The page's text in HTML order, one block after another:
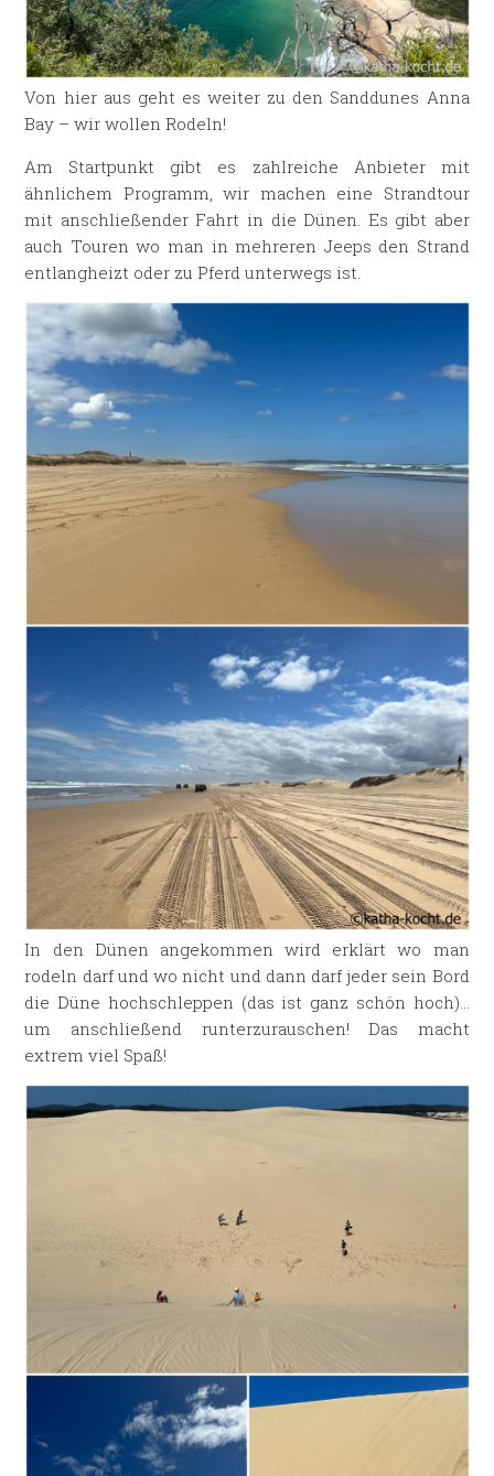
Von hier aus geht es weiter zu den Sanddunes Anna
Bay – wir wollen Rodeln!
Am Startpunkt gibt es zahlreiche Anbieter mit
ähnlichem Programm, wir machen eine Strandtour
mit anschließender Fahrt in die Dünen. Es gibt aber
auch Touren wo man in mehreren Jeeps den Strand
entlangheizt oder zu Pferd unterwegs ist.
In den Dünen angekommen wird erklärt wo man
rodeln darf und wo nicht und dann darf jeder sein Bord
die Düne hochschleppen (das ist ganz schön hoch)…
um anschließend runterzurauschen! Das macht
extrem viel Spaß!